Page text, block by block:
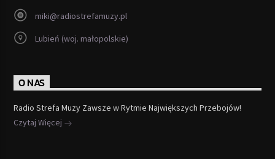
miki@radiostrefamuzy.pl
Lubień (woj. małopolskie)
O NAS
Radio Strefa Muzy Zawsze w Rytmie Największych Przebojów!
Czytaj Więcej